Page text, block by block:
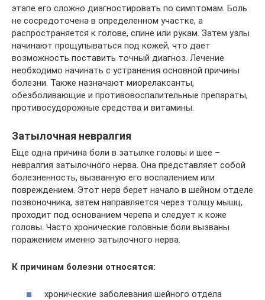
этапе его сложно диагностировать по симптомам. Боль
не сосредоточена в определенном участке, а
распространяется к голове, спине или рукам. Затем узлы
начинают прощупываться под кожей, что дает
возможность поставить точный диагноз. Лечение
необходимо начинать с устранения основной причины
болезни. Также назначают миорелаксанты,
обезболивающие и противовоспалительные препараты,
противосудорожные средства и витамины.
Затылочная невралгия
Еще одна причина боли в затылке головы и шее –
невралгия затылочного нерва. Она представляет собой
болезненность, вызванную его воспалением или
повреждением. Этот нерв берет начало в шейном отделе
позвоночника, затем направляется через толщу мышц,
проходит под основанием черепа и следует к коже
головы. Часто хронические головные боли вызваны
поражением именно затылочного нерва.
К причинам болезни относятся:
хронические заболевания шейного отдела